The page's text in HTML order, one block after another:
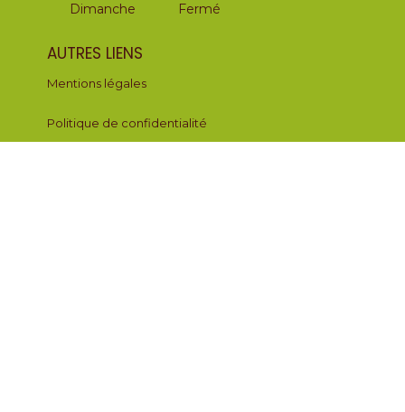
Dimanche
Fermé
AUTRES LIENS
Mentions légales
Politique de confidentialité